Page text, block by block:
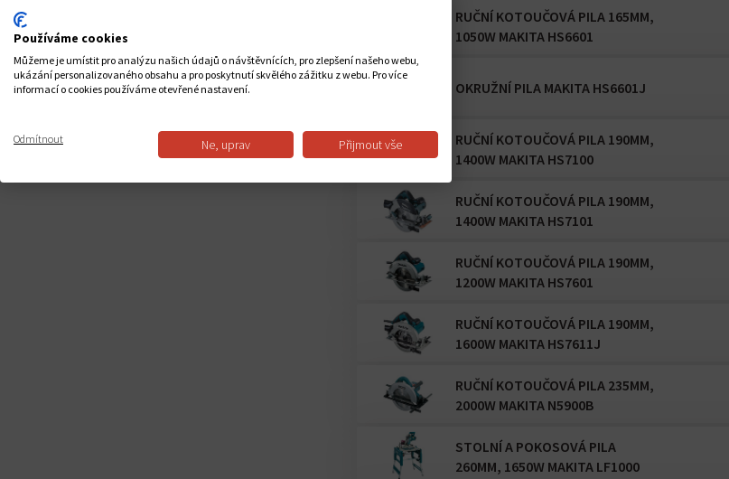
RUČNÍ KOTOUČOVÁ PILA 165MM,
1050W MAKITA HS6601
OKRUŽNÍ PILA MAKITA HS6601J
RUČNÍ KOTOUČOVÁ PILA 190MM,
1400W MAKITA HS7100
RUČNÍ KOTOUČOVÁ PILA 190MM,
1400W MAKITA HS7101
RUČNÍ KOTOUČOVÁ PILA 190MM,
1200W MAKITA HS7601
RUČNÍ KOTOUČOVÁ PILA 190MM,
1600W MAKITA HS7611J
RUČNÍ KOTOUČOVÁ PILA 235MM,
2000W MAKITA N5900B
STOLNÍ A POKOSOVÁ PILA
260MM, 1650W MAKITA LF1000
Používáme cookies
Můžeme je umístit pro analýzu našich údajů o návštěvnících, pro zlepšení našeho webu,
ukázání personalizovaného obsahu a pro poskytnutí skvělého zážitku z webu. Pro více
informací o cookies používáme otevřené nastavení.
Odmítnout Ne, uprav Přijmout vše